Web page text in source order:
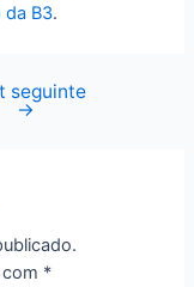
da B3.
seguinte
→
*